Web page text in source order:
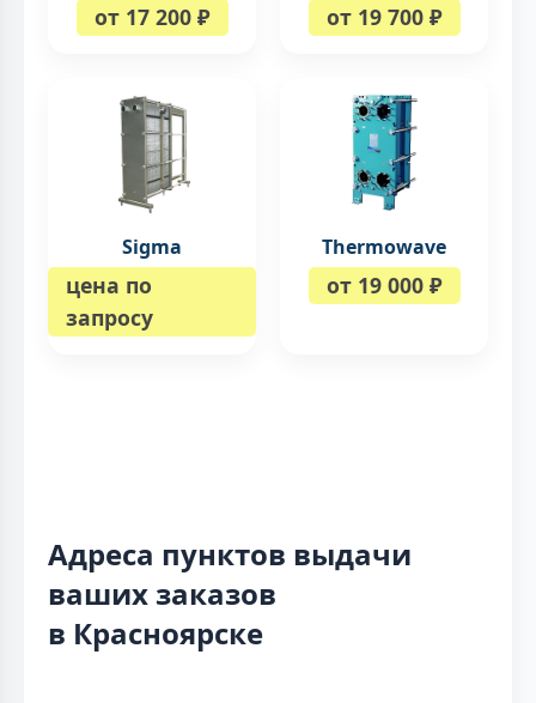
от 17 200 ₽ от 19 700 ₽
Sigma
цена по
запросу
Thermowave
от 19 000 ₽
Адреса пунктов выдачи
ваших заказов
в Красноярске